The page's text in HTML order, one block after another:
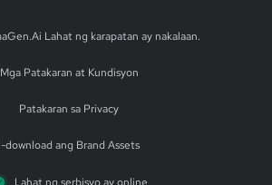
Lahat ng karapatan ay nakalaan.
Mga Patakaran at Kundisyon
Patakaran sa Privacy
I-download ang Brand Assets
Lahat ng serbisyo ay online